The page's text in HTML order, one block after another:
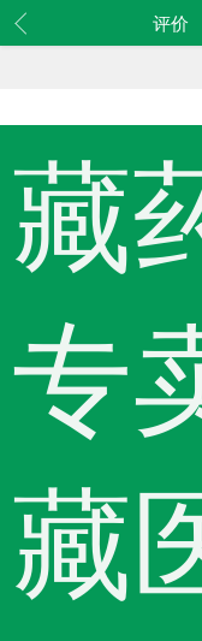
评价
藏
专
藏